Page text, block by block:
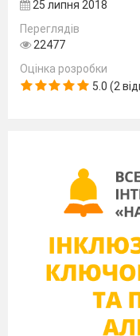
c) on weekdays
10. Pavlo is ……. in
11. Pavlo ……. swim.
25 липня 2018
Переглядів
22477
Оцінка розробки
5.0 (2